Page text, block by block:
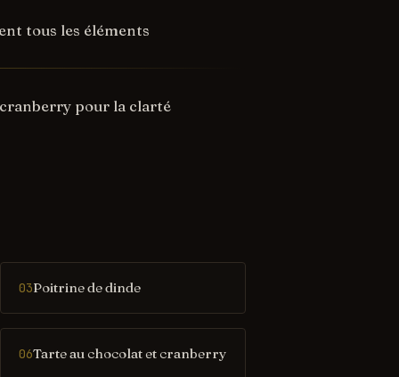
tous les éléments
pour la clarté
03Poitrine de dinde
06Tarte au chocolat et cranberry